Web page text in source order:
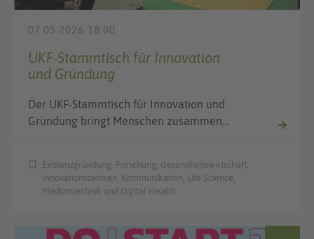
07.05.2026 18:00
UKF-Stammtisch für Innovation
und Gründung
Der UKF-Stammtisch für Innovation und
Gründung bringt Menschen zusammen…
Existenzgründung, Forschung, Gesundheitswirtschaft,
Innovationszentren, Kommunikation, Life Science,
Medizintechnik und Digital Health